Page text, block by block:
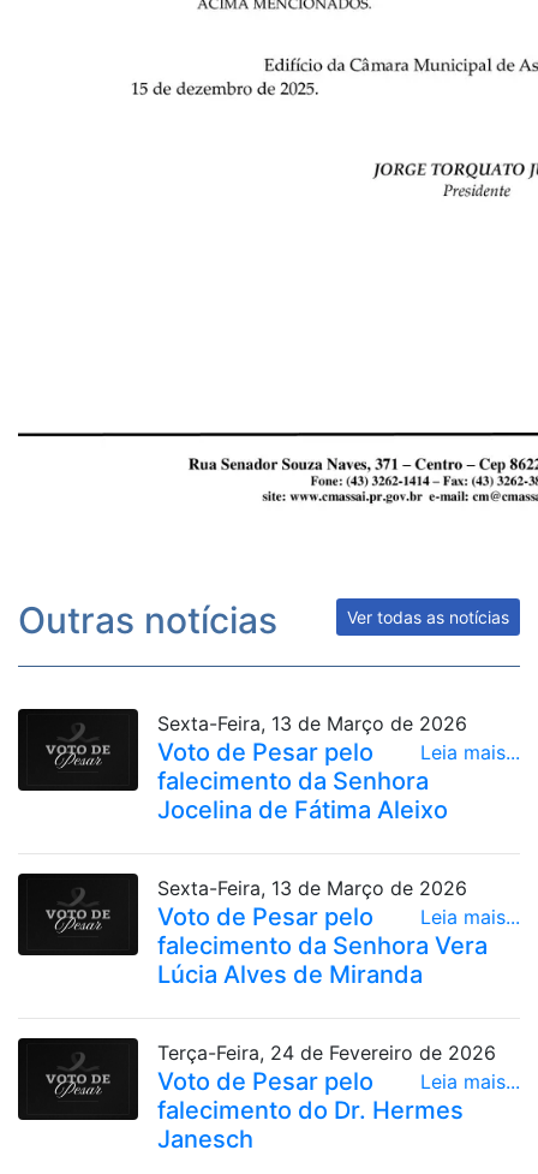
Outras notícias Ver todas as notícias
Sexta-Feira, 13 de Março de 2026
Leia mais...
Voto de Pesar pelo
falecimento da Senhora
Jocelina de Fátima Aleixo
Sexta-Feira, 13 de Março de 2026
Leia mais...
Voto de Pesar pelo
falecimento da Senhora Vera
Lúcia Alves de Miranda
Terça-Feira, 24 de Fevereiro de 2026
Leia mais...
Voto de Pesar pelo
falecimento do Dr. Hermes
Janesch